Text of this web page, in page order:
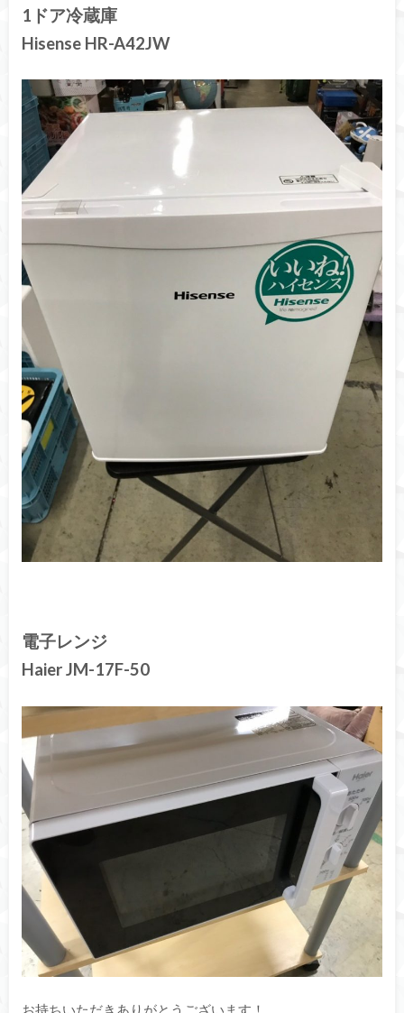
1ドア冷蔵庫
Hisense HR-A42JW
電子レンジ
Haier JM-17F-50
お持ちいただきありがとうございます！